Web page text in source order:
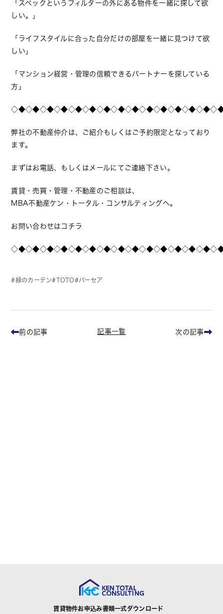
「スペックというフィルターの外にある物件を一緒に探して欲
しい。」
「ライフスタイルに合った自分だけの部屋を一緒に見つけて欲
しい」
「マンション経営・管理の信頼できるパートナーを探している
方」
弊社の不動産仲介は、ご紹介もしくはご予約限定となっており
ます。
まずはお電話、もしくはメールにてご連絡下さい。
賃貸・売買・管理・不動産のご相談は、
MBA不動産ケン・トータル・コンサルティングへ。
お問い合わせはコチラ
緑のカーテン TOTO バーセア
前の記事 記事一覧 次の記事
賃貸物件お申込み書類一式ダウンロード